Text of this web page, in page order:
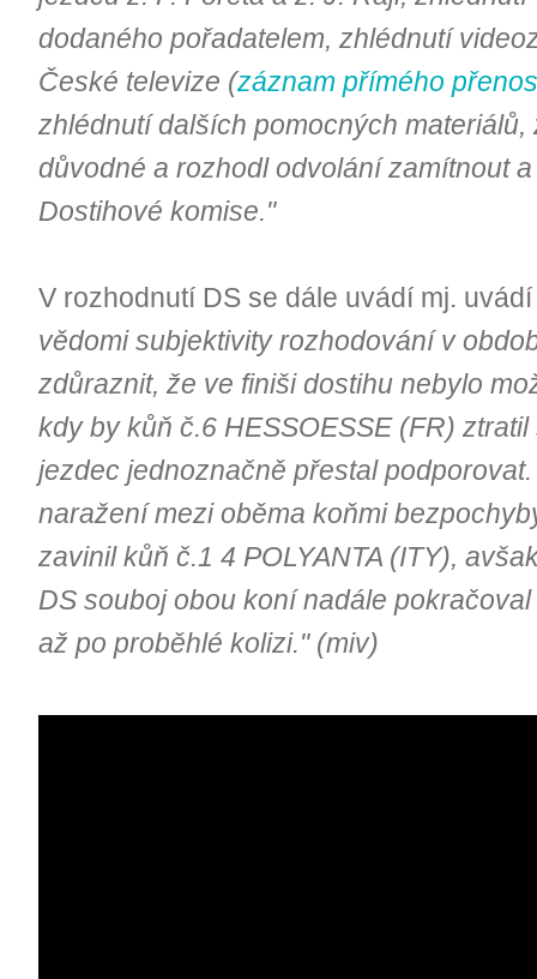
dodaného pořadatelem, zhlédnutí
České televize (záznam přímého
zhlédnutí dalších pomocných
důvodné a rozhodl odvolání zamítnout
Dostihové komise."
V rozhodnutí DS se dále uvádí mj.
vědomi subjektivity rozhodování v
zdůraznit, že ve finiši dostihu nebylo
kdy by kůň č.6 HESSOESSE (FR)
jezdec jednoznačně přestal
naražení mezi oběma koňmi
zavinil kůň č.1 4 POLYANTA (ITY),
DS souboj obou koní nadále
až po proběhlé kolizi." (miv)